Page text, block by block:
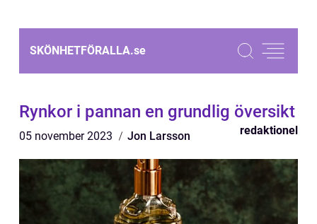
SKÖNHETFÖRALLA.se
Rynkor i pannan en grundlig översikt
05 november 2023 Jon Larsson redaktionel